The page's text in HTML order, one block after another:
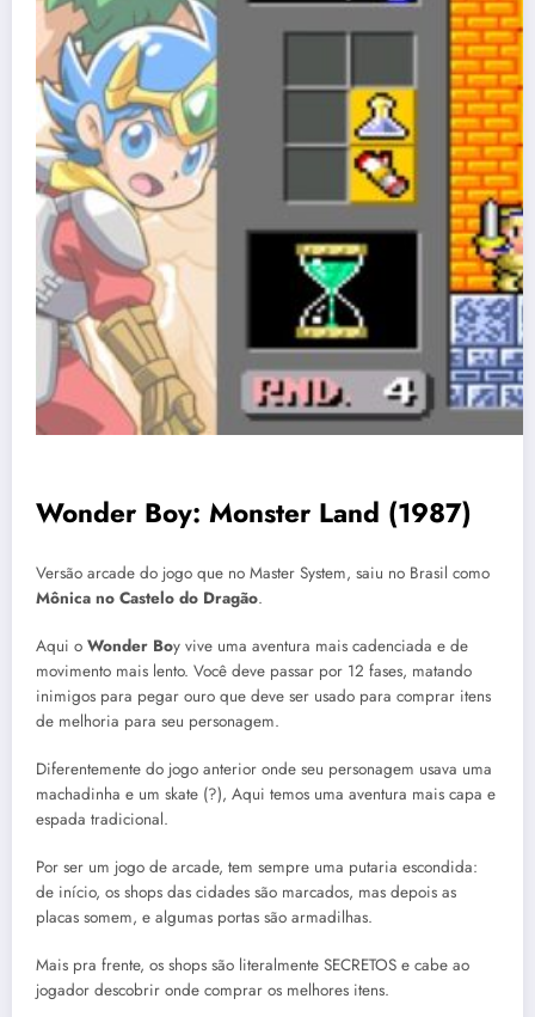
Wonder Boy: Monster Land (1987)
Versão arcade do jogo que no Master System, saiu no Brasil como
Mônica no Castelo do Dragão.
Aqui o Wonder Boy vive uma aventura mais cadenciada e de
movimento mais lento. Você deve passar por 12 fases, matando
inimigos para pegar ouro que deve ser usado para comprar itens
de melhoria para seu personagem.
Diferentemente do jogo anterior onde seu personagem usava uma
machadinha e um skate (?), Aqui temos uma aventura mais capa e
espada tradicional.
Por ser um jogo de arcade, tem sempre uma putaria escondida:
de início, os shops das cidades são marcados, mas depois as
placas somem, e algumas portas são armadilhas.
Mais pra frente, os shops são literalmente SECRETOS e cabe ao
jogador descobrir onde comprar os melhores itens.